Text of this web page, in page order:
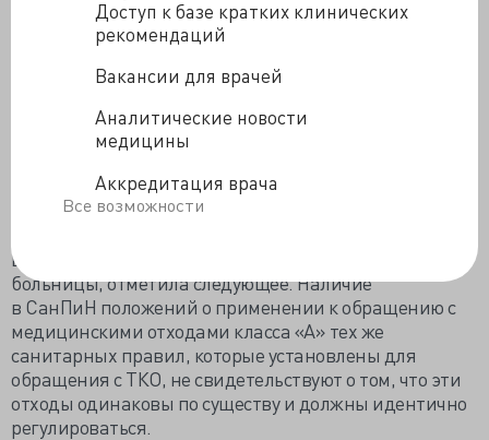
Доступ к базе кратких клинических
рекомендаций
Вакансии для врачей
Аналитические новости
медицины
Аккредитация врача
Все возможности
оператором договор на вывоз данных отходов,
поэтому в требованиях больницы об исключении из
договора спорных адресовбыло отказано
Согласились с выводами первой инстанции также
апелляции икассации, однако спас клинику из
твердо-коммунального капкана сам Верховный Суд
Высшая судебная инстанция, рассматривая жалобу
больницы, отметила следующее. Наличие
в СанПиН положений о применении к обращению с
медицинскими отходами класса «А» тех же
санитарных правил, которые установлены для
обращения с ТКО, не свидетельствуют о том, что эти
отходы одинаковы по существу и должны идентично
регулироваться.